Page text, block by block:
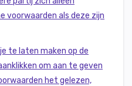
voorwaarden als deze zijn
te laten maken op de
om aan te geven
het gelezen,